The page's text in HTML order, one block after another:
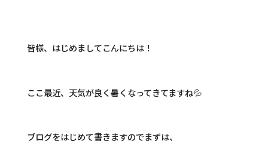
皆様、はじめましてこんにちは！
ここ最近、天気が良く暑くなってきてますね💦
ブログをはじめて書きますのでまずは、